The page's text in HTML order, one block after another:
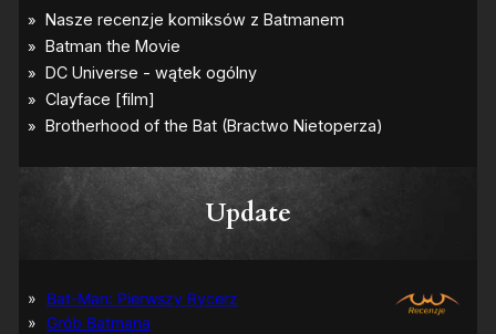
Update
Bat-Man: Pierwszy Rycerz
Grób Batmana